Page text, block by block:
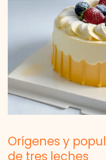
Orígenes y
de tres leches